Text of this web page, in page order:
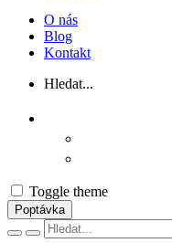
O nás
Blog
Kontakt
Hledat...
Toggle theme
Poptávka
Vyhľadávanie